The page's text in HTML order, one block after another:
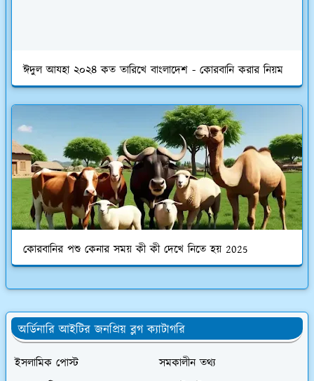
ঈদুল আযহা ২০২৪ কত তারিখে বাংলাদেশ - কোরবানি করার নিয়ম
কোরবানির পশু কেনার সময় কী কী দেখে নিতে হয় 2025
অর্ডিনারি আইটির জনপ্রিয় ব্লগ ক্যাটাগরি
ইসলামিক পোস্ট
সমকালীন তথ্য